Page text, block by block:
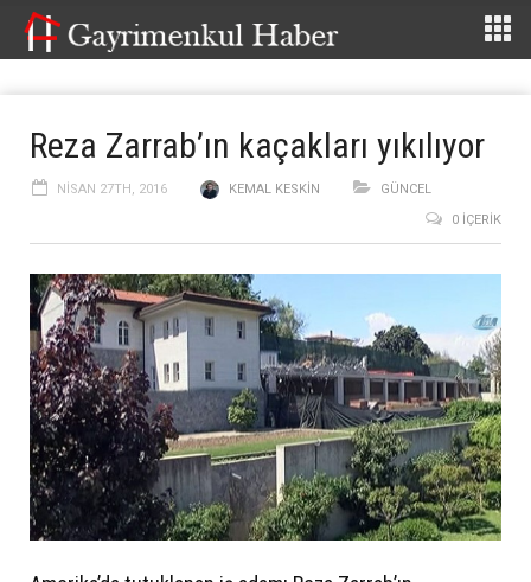
Reza Zarrab’ın kaçakları yıkılıyor
NISAN 27TH, 2016 KEMAL KESKIN
GÜNCEL
0 İÇERIK